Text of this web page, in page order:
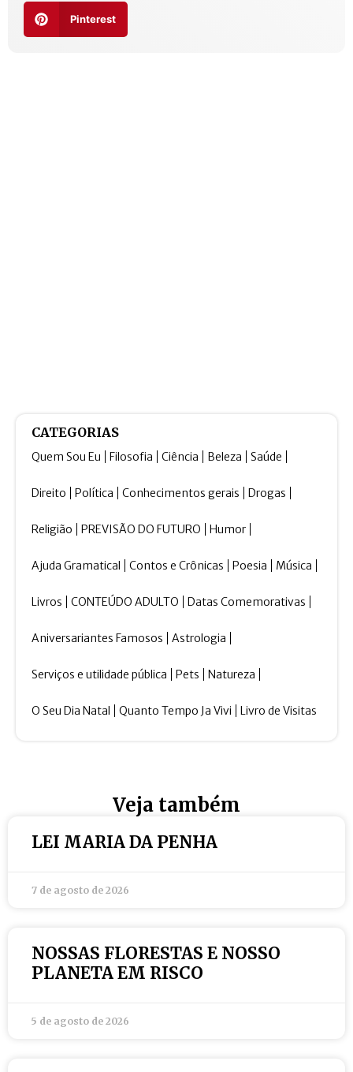
Pinterest
CATEGORIAS
Quem Sou Eu Filosofia Ciência Beleza Saúde
Direito Política Conhecimentos gerais Drogas
Religião PREVISÃO DO FUTURO Humor
Ajuda Gramatical Contos e Crônicas Poesia Música
Livros CONTEÚDO ADULTO Datas Comemorativas
Aniversariantes Famosos Astrologia
Serviços e utilidade pública Pets Natureza
O Seu Dia Natal Quanto Tempo Ja Vivi Livro de Visitas
Veja também
LEI MARIA DA PENHA
7 de agosto de 2026
NOSSAS FLORESTAS E NOSSO
PLANETA EM RISCO
5 de agosto de 2026